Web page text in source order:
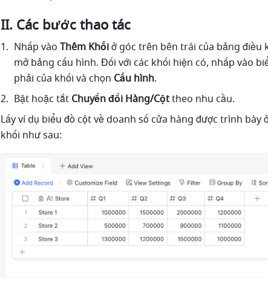
II. Các bước thao tác
Nhấp vào Thêm Khối ở góc trên bên trái của bảng điều
mở bảng cấu hình. Đối với các khối hiện có, nhấp vào
phải của khối và chọn Cấu hình.
Bật hoặc tắt Chuyển đổi Hàng/Cột theo nhu cầu.
Lấy ví dụ biểu đồ cột về doanh số cửa hàng được trình bày
khối như sau: